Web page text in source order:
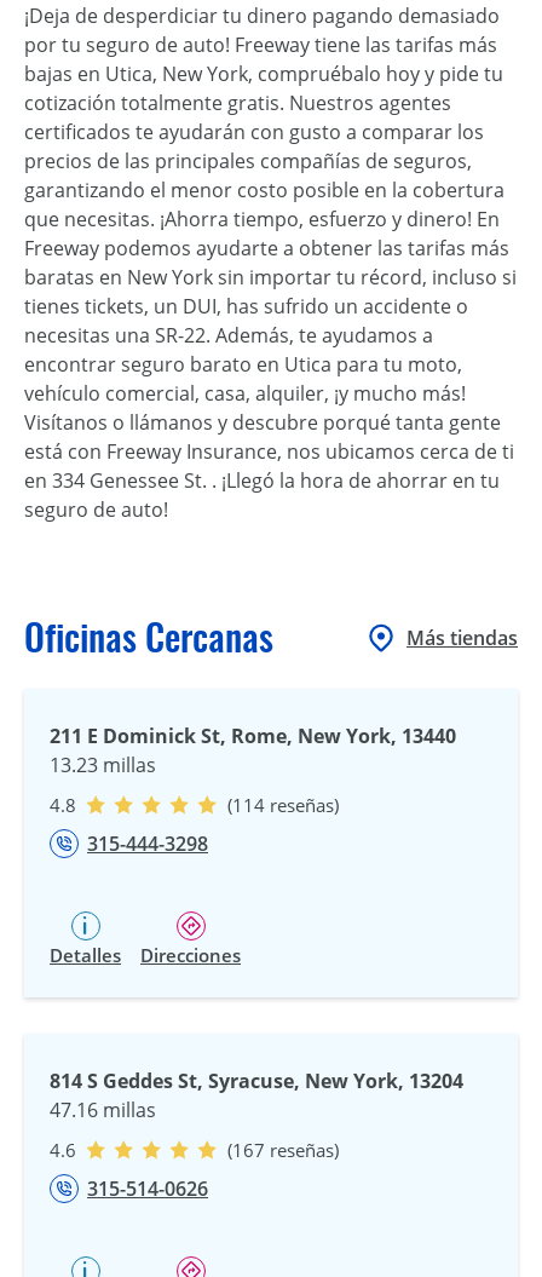
¡Deja de desperdiciar tu dinero pagando demasiado
por tu seguro de auto! Freeway tiene las tarifas más
bajas en Utica, New York, compruébalo hoy y pide tu
cotización totalmente gratis. Nuestros agentes
certificados te ayudarán con gusto a comparar los
precios de las principales compañías de seguros,
garantizando el menor costo posible en la cobertura
que necesitas. ¡Ahorra tiempo, esfuerzo y dinero! En
Freeway podemos ayudarte a obtener las tarifas más
baratas en New York sin importar tu récord, incluso si
tienes tickets, un DUI, has sufrido un accidente o
necesitas una SR-22. Además, te ayudamos a
encontrar seguro barato en Utica para tu moto,
vehículo comercial, casa, alquiler, ¡y mucho más!
Visítanos o llámanos y descubre porqué tanta gente
está con Freeway Insurance, nos ubicamos cerca de ti
en 334 Genessee St. . ¡Llegó la hora de ahorrar en tu
seguro de auto!
Oficinas Cercanas Más tiendas
211 E Dominick St, Rome, New York, 13440
13.23 millas
4.8 (114 reseñas)
315-444-3298
Detalles Direcciones
814 S Geddes St, Syracuse, New York, 13204
47.16 millas
4.6 (167 reseñas)
315-514-0626